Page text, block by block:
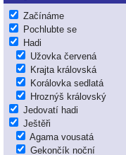
Začínáme
Pochlubte se
Hadi
Užovka červená
Krajta královská
Korálovka sedlatá
Hroznýš královský
Jedovatí hadi
Ještěři
Agama vousatá
Gekončík noční